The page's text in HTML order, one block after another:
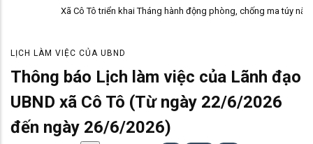
Xã Cô Tô triển khai Tháng hành động phòng, chống ma túy năm 2026
LỊCH LÀM VIỆC CỦA UBND
Thông báo Lịch làm việc của Lãnh đạo
UBND xã Cô Tô (Từ ngày 22/6/2026
đến ngày 26/6/2026)